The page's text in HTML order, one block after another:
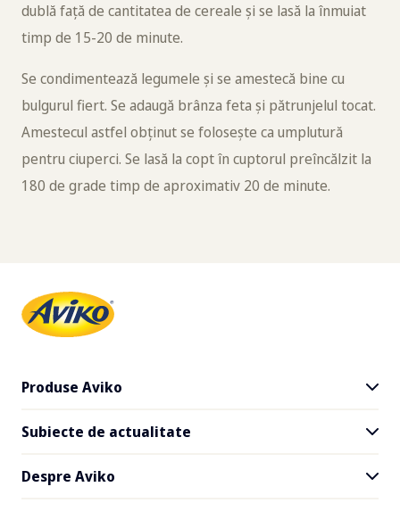
dublă față de cantitatea de cereale și se lasă la înmuiat
timp de 15-20 de minute.
Se condimentează legumele și se amestecă bine cu
bulgurul fiert. Se adaugă brânza feta și pătrunjelul tocat.
Amestecul astfel obținut se folosește ca umplutură
pentru ciuperci. Se lasă la copt în cuptorul preîncălzit la
180 de grade timp de aproximativ 20 de minute.
Produse Aviko
Toate produsele
Cartofi SuperCrunch
Subiecte de actualitate
Livrare și la pachet
Despre Aviko